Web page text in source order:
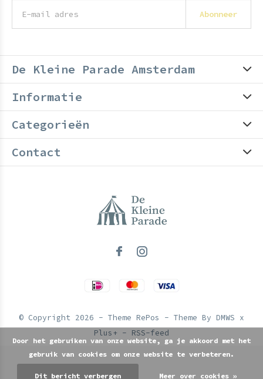
Abonneer
De Kleine Parade Amsterdam
Informatie
Categorieën
Contact
© Copyright 2026 - Theme RePos - Theme By DMWS x
Plus+ - RSS-feed
Door het gebruiken van onze website, ga je akkoord met het
gebruik van cookies om onze website te verbeteren.
Dit bericht verbergen Meer over cookies »